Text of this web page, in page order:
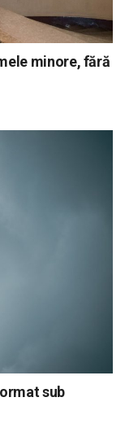
minore, fără
sub